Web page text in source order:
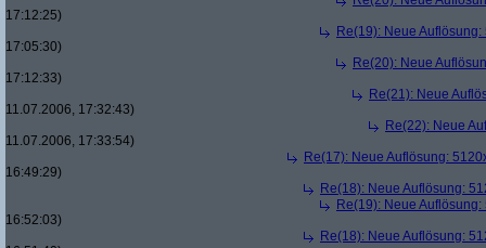
17:12:25)
Re(19): Neue
17:05:30)
Re(20): Neue
17:12:33)
Re(21): Neue
11.07.2006, 17:32:43)
Re(22): Neue
11.07.2006, 17:33:54)
Re(17): Neue Auflösung:
16:49:29)
Re(18): Neue Auflösung:
Re(19): Neue
16:52:03)
Re(18): Neue Auflösung: